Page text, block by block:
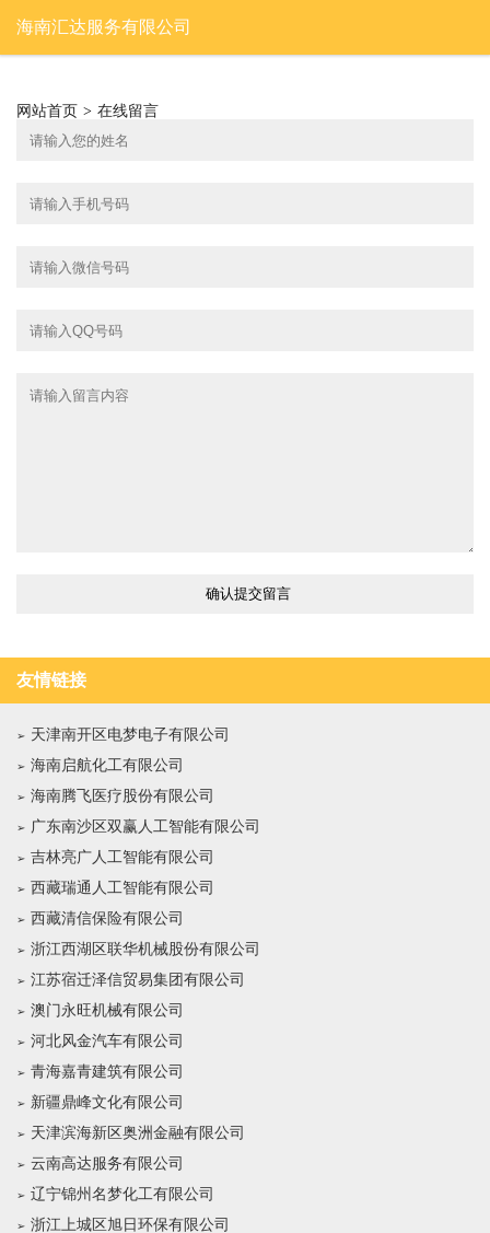
海南汇达服务有限公司
网站首页 > 在线留言
友情链接
天津南开区电梦电子有限公司
海南启航化工有限公司
海南腾飞医疗股份有限公司
广东南沙区双赢人工智能有限公司
吉林亮广人工智能有限公司
西藏瑞通人工智能有限公司
西藏清信保险有限公司
浙江西湖区联华机械股份有限公司
江苏宿迁泽信贸易集团有限公司
澳门永旺机械有限公司
河北风金汽车有限公司
青海嘉青建筑有限公司
新疆鼎峰文化有限公司
天津滨海新区奥洲金融有限公司
云南高达服务有限公司
辽宁锦州名梦化工有限公司
浙江上城区旭日环保有限公司